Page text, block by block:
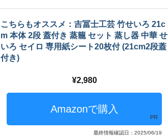
こちらもオススメ：吉冨士工芸 竹せいろ 21c
m 本体 2段 蓋付き 蒸籠 セット 蒸し器 中華 せ
いろ セイロ 専用紙シート20枚付 (21cm2段蓋
付き)
2,980
PR
最終情報確認日：2025/06/19